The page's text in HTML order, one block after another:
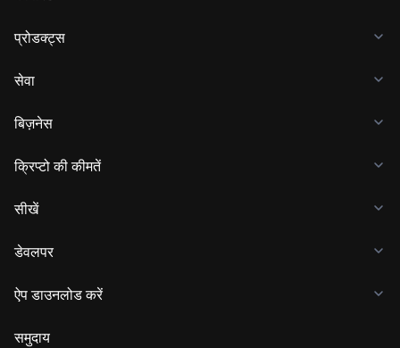
प्रोडक्ट्स
सेवा
बिज़नेस
क्रिप्टो की कीमतें
सीखें
डेवलपर
ऐप डाउनलोड करें
समुदाय